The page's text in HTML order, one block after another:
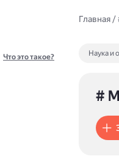
Что это такое?
Главная/
Наука и
#